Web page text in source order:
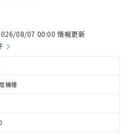
08/07 00:00 情報更新
機種